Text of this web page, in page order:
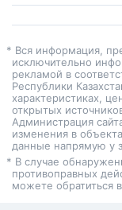
* Вся информация,
исключительно
рекламой в
Республики
характеристиках,
открытых
Администрация
изменения в
данные напрямую у
* В случае
противоправных
можете обратиться в